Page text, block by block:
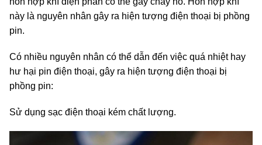
này là nguyên nhân gây ra hiện tượng điện thoại bị phồng
pin.
Có nhiều nguyên nhân có thể dẫn đến việc quá nhiệt hay
hư hại pin điện thoại, gây ra hiện tượng điện thoại bị
phồng pin:
Sử dụng sạc điện thoại kém chất lượng.